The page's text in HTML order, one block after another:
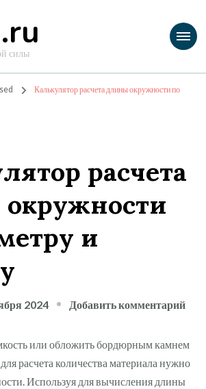
силы
Калькулятор расчета длины окружности по
расчета
и
2024 Добавить комментарийк
или обложить бордюрным камнем
расчета количества материала нужно
Используя для вычисления длины